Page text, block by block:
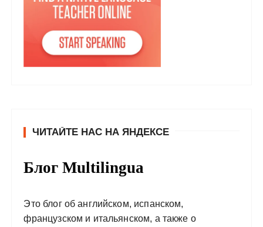
ЧИТАЙТЕ НАС НА ЯНДЕКСЕ
Блог Multilingua
Это блог об английском, испанском,
французском и итальянском, а также о